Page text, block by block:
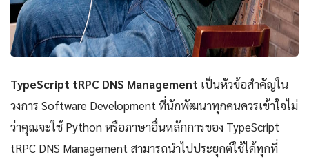
TypeScript tRPC DNS Management เป็นหัวข้อสำคัญใน
วงการ Software Development ที่นักพัฒนาทุกคนควรเข้าใจไม่
ว่าคุณจะใช้ Python หรือภาษาอื่นหลักการของ TypeScript
tRPC DNS Management สามารถนำไปประยุกต์ใช้ได้ทุกที่